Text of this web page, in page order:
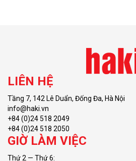
LIÊN HỆ
Tầng 7, 142 Lê Duẩn, Đống Đa, Hà Nội
info@haki.vn
+84 (0)24 518 2049
+84 (0)24 518 2050
GIỜ LÀM VIỆC
Thứ 2 — Thứ 6: